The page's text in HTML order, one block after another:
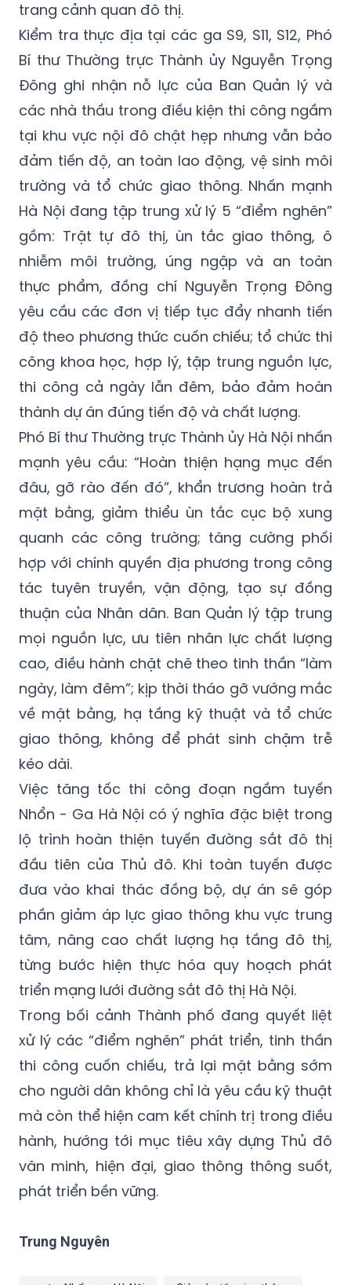
trang cảnh quan đô thị.
Kiểm tra thực địa tại các ga S9, S11, S12, Phó
Bí thư Thường trực Thành ủy Nguyễn Trọng
Đông ghi nhận nỗ lực của Ban Quản lý và
các nhà thầu trong điều kiện thi công ngầm
tại khu vực nội đô chật hẹp nhưng vẫn bảo
đảm tiến độ, an toàn lao động, vệ sinh môi
trường và tổ chức giao thông. Nhấn mạnh
Hà Nội đang tập trung xử lý 5 “điểm nghẽn”
gồm: Trật tự đô thị, ùn tắc giao thông, ô
nhiễm môi trường, úng ngập và an toàn
thực phẩm, đồng chí Nguyễn Trọng Đông
yêu cầu các đơn vị tiếp tục đẩy nhanh tiến
độ theo phương thức cuốn chiếu; tổ chức thi
công khoa học, hợp lý, tập trung nguồn lực,
thi công cả ngày lẫn đêm, bảo đảm hoàn
thành dự án đúng tiến độ và chất lượng.
Phó Bí thư Thường trực Thành ủy Hà Nội nhấn
mạnh yêu cầu: “Hoàn thiện hạng mục đến
đâu, gỡ rào đến đó”, khẩn trương hoàn trả
mặt bằng, giảm thiểu ùn tắc cục bộ xung
quanh các công trường; tăng cường phối
hợp với chính quyền địa phương trong công
tác tuyên truyền, vận động, tạo sự đồng
thuận của Nhân dân. Ban Quản lý tập trung
mọi nguồn lực, ưu tiên nhân lực chất lượng
cao, điều hành chặt chẽ theo tinh thần “làm
ngày, làm đêm”; kịp thời tháo gỡ vướng mắc
về mặt bằng, hạ tầng kỹ thuật và tổ chức
giao thông, không để phát sinh chậm trễ
kéo dài.
Việc tăng tốc thi công đoạn ngầm tuyến
Nhổn - Ga Hà Nội có ý nghĩa đặc biệt trong
lộ trình hoàn thiện tuyến đường sắt đô thị
đầu tiên của Thủ đô. Khi toàn tuyến được
đưa vào khai thác đồng bộ, dự án sẽ góp
phần giảm áp lực giao thông khu vực trung
tâm, nâng cao chất lượng hạ tầng đô thị,
từng bước hiện thực hóa quy hoạch phát
triển mạng lưới đường sắt đô thị Hà Nội.
Trong bối cảnh Thành phố đang quyết liệt
xử lý các “điểm nghẽn” phát triển, tinh thần
thi công cuốn chiếu, trả lại mặt bằng sớm
cho người dân không chỉ là yêu cầu kỹ thuật
mà còn thể hiện cam kết chính trị trong điều
hành, hướng tới mục tiêu xây dựng Thủ đô
văn minh, hiện đại, giao thông thông suốt,
phát triển bền vững.
Trung Nguyên